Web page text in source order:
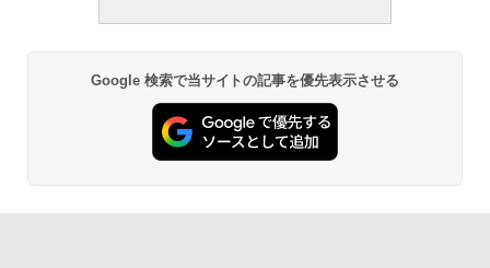
Google 検索で当サイトの記事を優先表示させる